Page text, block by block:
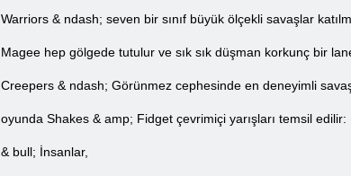
Warriors & ndash; seven bir sınıf büyük ölçekli savaşlar
Magee hep gölgede tutulur ve sık sık düşman korkunç bir
Creepers & ndash; Görünmez cephesinde en deneyimli
oyunda Shakes & amp; Fidget çevrimiçi yarışları temsil edilir:
& bull; İnsanlar,